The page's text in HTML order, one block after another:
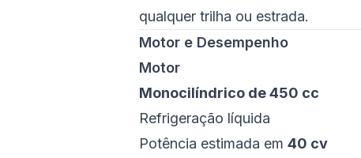
qualquer trilha ou estrada.
Motor e Desempenho
Motor
Monocilíndrico de 450 cc
Refrigeração líquida
Potência estimada em 40 cv